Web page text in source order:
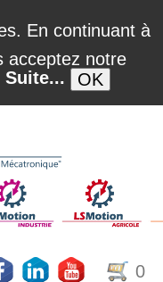
En continuant à
acceptez notre
Suite... OK
0